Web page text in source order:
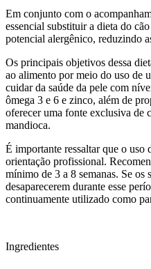
Em conjunto com o
essencial substituir a dieta do
potencial alergênico, reduzindo
Os principais objetivos dessa
ao alimento por meio do uso de
cuidar da saúde da pele com
ômega 3 e 6 e zinco, além de
oferecer uma fonte exclusiva de
mandioca.
É importante ressaltar que o uso
orientação profissional.
mínimo de 3 a 8 semanas. Se os
desaparecerem durante esse
continuamente utilizado como
Ingredientes